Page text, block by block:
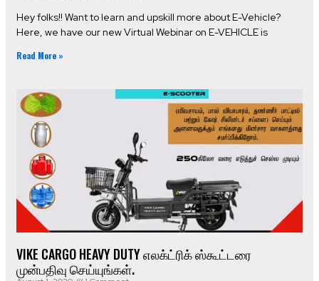
Hey folks!! Want to learn and upskill more about E-Vehicle?
Here, we have our new Virtual Webinar on E-VEHICLE is
Read More »
VIKE CARGO HEAVY DUTY எலக்ட்ரிக் ஸ்கூட்டரை
முன்பதிவு செய்யுங்கள்.